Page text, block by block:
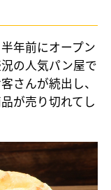
年前にオープン
の人気パン屋で
さんが続出し、
が売り切れてし